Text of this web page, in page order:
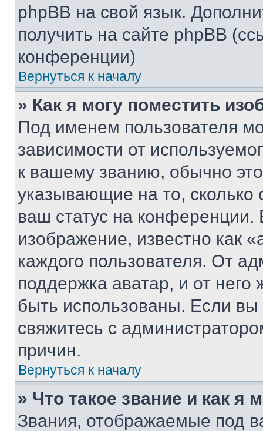
phpBB на свой язык.
получить на сайте phpBB
конференции)
Вернуться к началу
» Как я могу поместить
Под именем пользователя
зависимости от
к вашему званию, обычно это
указывающие на то,
ваш статус на
изображение, известно как
каждого пользователя. От
поддержка аватар, и от него
быть использованы. Если
свяжитесь с
причин.
Вернуться к началу
» Что такое звание и как я
Звания, отображаемые под